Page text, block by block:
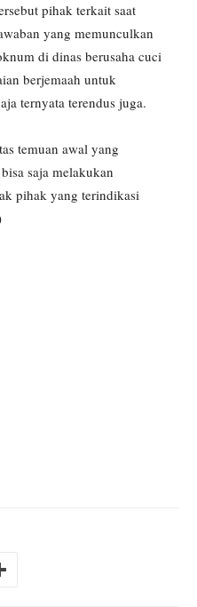
pihak terkait saat
yang memunculkan
di dinas berusaha cuci
berjemaah untuk
ternyata terendus juga.
temuan awal yang
saja melakukan
pihak yang terindikasi